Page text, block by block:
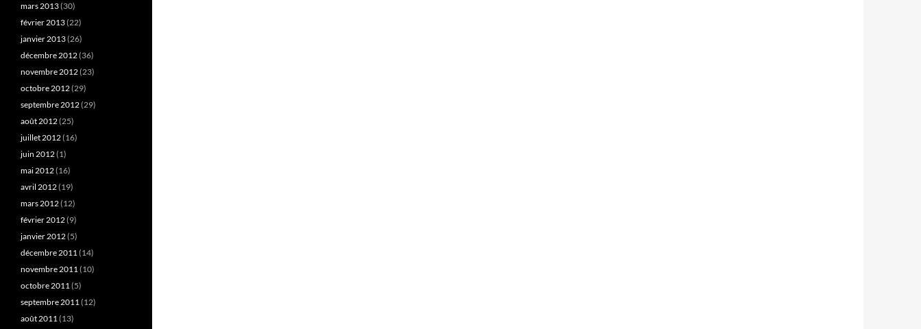
mars 2013(30)
février 2013(22)
janvier 2013(26)
décembre 2012(36)
novembre 2012(23)
octobre 2012(29)
septembre 2012(29)
août 2012(25)
juillet 2012(16)
juin 2012(1)
mai 2012(16)
avril 2012(19)
mars 2012(12)
février 2012(9)
janvier 2012(5)
décembre 2011(14)
novembre 2011(10)
octobre 2011(5)
septembre 2011(12)
août 2011(13)